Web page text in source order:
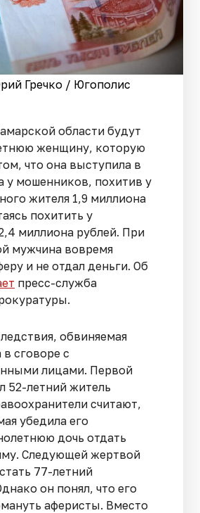
Гречко / Югополис
области будут
женщину, которую
что она выступила в
у мошенников, похитив у
жителя 1,9 миллиона
похитить у
миллиона рублей. При
мужчина вовремя
и не отдал деньги. Об
пресс-служба
обвиняемая
сговоре с
лицами. Первой
52-летний житель
считают,
убедила его
дочь отдать
Следующей жертвой
77-летний
он понял, что его
аферисты. Вместо